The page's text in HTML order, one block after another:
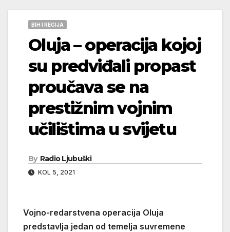
BIH I REGIJA
Oluja – operacija kojoj
su predviđali propast
proučava se na
prestižnim vojnim
učilištima u svijetu
By Radio Ljubuški
KOL 5, 2021
Vojno-redarstvena operacija Oluja
predstavlja jedan od temelja suvremene